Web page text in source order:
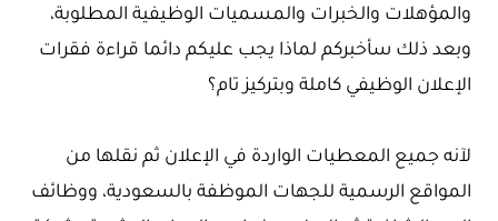
والمؤهلات والخبرات والمسميات الوظيفية المطلوبة،
وبعد ذلك سأخبركم لماذا يجب عليكم دائما قراءة فقرات
الإعلان الوظيفي كاملة وبتركيز تام؟
لآنه جميع المعطيات الواردة في الإعلان ثم نقلها من
المواقع الرسمية للجهات الموظفة بالسعودية، ووظائف